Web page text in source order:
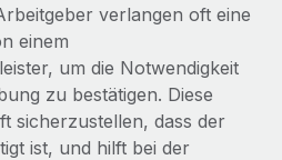
verlangen oft eine
einem
um die Notwendigkeit
zu bestätigen. Diese
sicherzustellen, dass der
ist, und hilft bei der